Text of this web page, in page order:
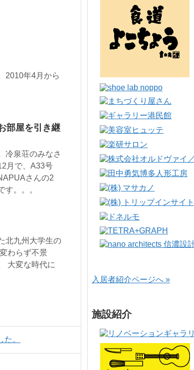
2010年4月から
部屋を引き継
冷泉荘のみなさ
月で、A33号
さんの2
。。。
北九州大学生の
わらず不景
大変な時代に
。
入居者紹介ページへ »
施設紹介